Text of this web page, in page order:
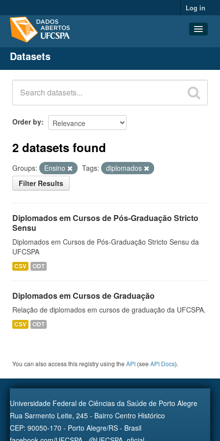
Log in
Datasets
Organizations
Groups
About
Datasets
Order by
2 datasets found
Groups: Ensino Tags:
diplomados
Filter Results
Diplomados em Cursos de Pós-Graduação Stricto
Sensu
Diplomados em Cursos de Pós-Graduação Stricto Sensu da
UFCSPA
CSV ODT
Diplomados em Cursos de Graduação
Relação de diplomados em cursos de graduação da UFCSPA.
CSV ODT
You can also access this registry using the API (see API Docs).
Universidade Federal de Ciências da Saúde de Porto Alegre
Rua Sarmento Leite, 245 - Bairro Centro Histórico
CEP: 90050-170 - Porto Alegre/RS - Brasil